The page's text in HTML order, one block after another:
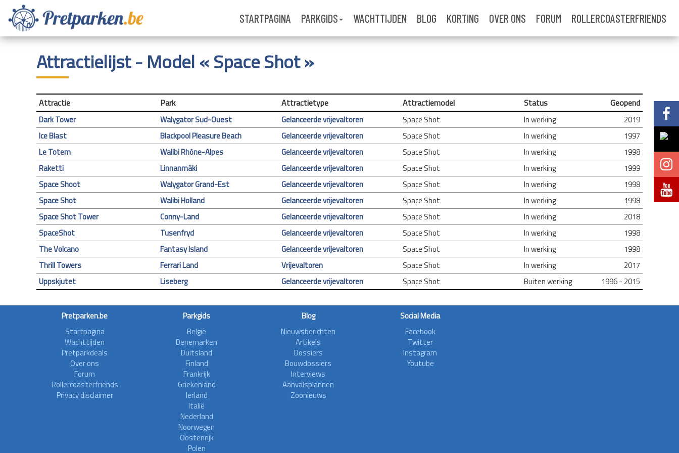
STARTPAGINA PARKGIDS WACHTTIJDEN BLOG KORTING OVER ONS FORUM ROLLERCOASTERFRIENDS
Volg @Pretparkenbe
Volg @Pretparkenbe
Volg @Pretparken.be
Volg @Pretparkenbe
Attractielijst - Model « Space Shot »
Attractie Park Attractietype Attractiemodel Status Geopend
Dark Tower Walygator Sud-Ouest Gelanceerde vrijevaltoren Space Shot In werking
2019
Ice Blast
Blackpool Pleasure Beach Gelanceerde vrijevaltoren Space Shot In werking
1997
Le Totem
Walibi Rhône-Alpes Gelanceerde vrijevaltoren Space Shot In werking
1998
Raketti
Linnanmäki Gelanceerde vrijevaltoren Space Shot In werking
1999
Space Shoot
Walygator Grand-Est Gelanceerde vrijevaltoren Space Shot In werking
1998
Space Shot
Walibi Holland Gelanceerde vrijevaltoren Space Shot In werking
1998
Space Shot Tower
Conny-Land Gelanceerde vrijevaltoren Space Shot In werking
2018
SpaceShot
Tusenfryd Gelanceerde vrijevaltoren Space Shot In werking
1998
The Volcano
Fantasy Island Gelanceerde vrijevaltoren Space Shot In werking
1998
Thrill Towers
Ferrari Land Vrijevaltoren Space Shot In werking
2017
Uppskjutet
Liseberg Gelanceerde vrijevaltoren Space Shot Buiten werking 1996 - 2015
Pretparken.be
Startpagina
Wachttijden
Pretparkdeals
Over ons
Forum
Rollercoasterfriends
Privacy disclaimer
Parkgids
België
Denemarken
Duitsland
Finland
Frankrijk
Griekenland
Ierland
Italië
Nederland
Noorwegen
Oostenrijk
Polen
Blog
Nieuwsberichten
Artikels
Dossiers
Bouwdossiers
Interviews
Aanvalsplannen
Zoonieuws
Social Media
Facebook
Twitter
Instagram
Youtube